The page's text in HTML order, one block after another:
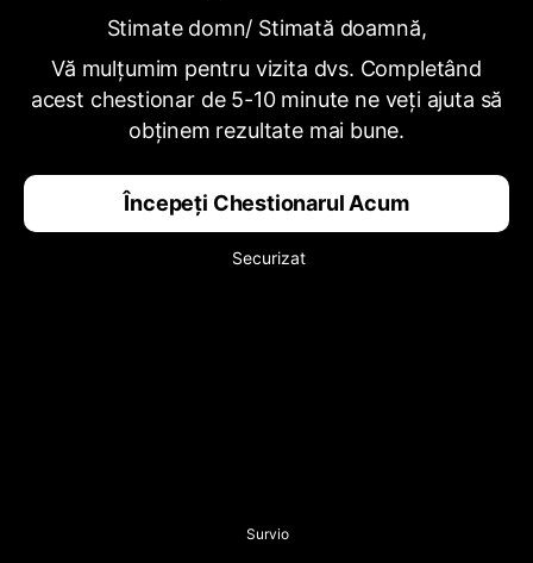
Stimate domn/ Stimată doamnă,
Vă mulțumim pentru vizita dvs. Completând
acest chestionar de 5-10 minute ne veți ajuta să
obținem rezultate mai bune.
Începeți Chestionarul Acum
Securizat
Survio